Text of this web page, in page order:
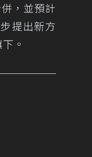
，並預計
提出新方
。